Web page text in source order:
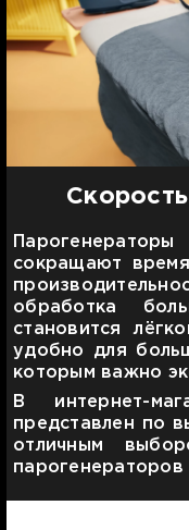
сокращают
обработка
становится
удобно для
которым важно
В интернет-
представлен по
отличным
парогенераторов